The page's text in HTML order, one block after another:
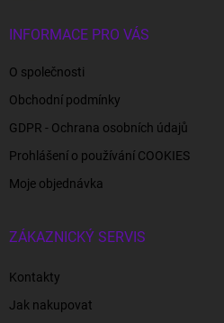
INFORMACE PRO VÁS
O společnosti
Obchodní podmínky
GDPR - Ochrana osobních údajů
Prohlášení o používání COOKIES
Moje objednávka
ZÁKAZNICKÝ SERVIS
Kontakty
Jak nakupovat